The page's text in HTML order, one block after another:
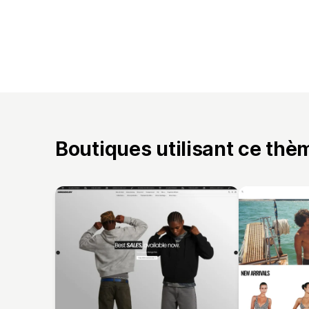
Boutiques utilisant ce